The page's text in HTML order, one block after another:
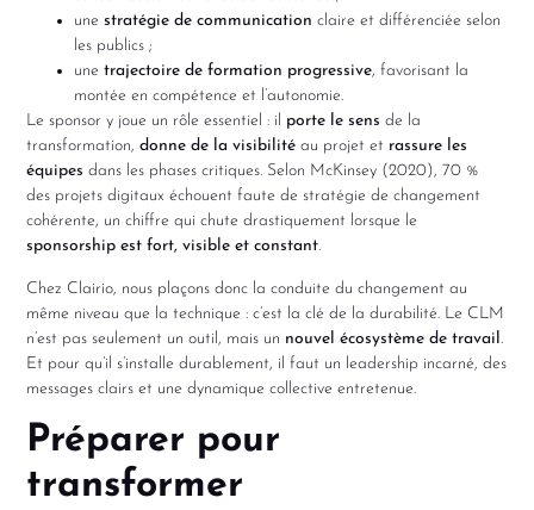
unestratégie de communication claire et différenciée selon
les publics ;
unetrajectoire de formation progressive, favorisant la
montée en compétence et l’autonomie.
Le sponsor y joue un rôle essentiel : il porte le sens de la
transformation,donne de la visibilité au projet et rassure les
équipes dans les phases critiques. Selon McKinsey (2020), 70 %
des projets digitaux échouent faute de stratégie de changement
cohérente, un chiffre qui chute drastiquement lorsque le
sponsorship est fort, visible et constant.
Chez Clairio, nous plaçons donc la conduite du changement au
même niveau que la technique : c’est la clé de la durabilité. Le CLM
n’est pas seulement un outil, mais un nouvel écosystème de travail.
Et pour qu’il s’installe durablement, il faut un leadership incarné, des
messages clairs et une dynamique collective entretenue.
Préparer pour
transformer